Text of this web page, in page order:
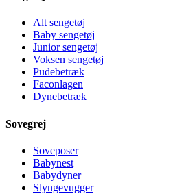
Alt sengetøj
Baby sengetøj
Junior sengetøj
Voksen sengetøj
Pudebetræk
Faconlagen
Dynebetræk
Sovegrej
Soveposer
Babynest
Babydyner
Slyngevugger